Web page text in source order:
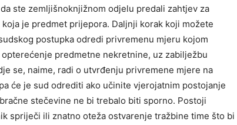
ste zemljišnoknjižnom odjelu predali zahtjev za
je predmet prijepora. Daljnji korak koji možete
postupka odredi privremenu mjeru kojom
predmetne nekretnine, uz zabilježbu
se, naime, radi o utvrđenju privremene mjere na
će je sud odrediti ako učinite vjerojatnim postojanje
stečevine ne bi trebalo biti sporno. Postoji
spriječi ili znatno oteža ostvarenje tražbine time što bi